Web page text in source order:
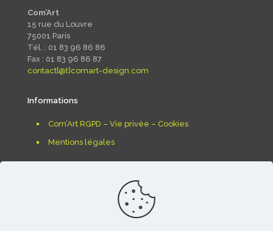
Com’Art
15 rue du Louvre
75001 Paris
Tél. : 01 83 96 86 86
Fax : 01 83 96 86 87
contact[@t]comart-design.com
Informations
Com’Art RGPD – Vie privée – Cookies
Mentions légales